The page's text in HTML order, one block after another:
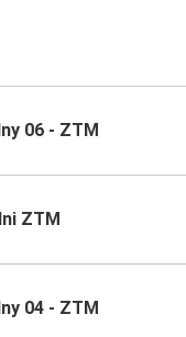
06 - ZTM
ZTM
04 - ZTM